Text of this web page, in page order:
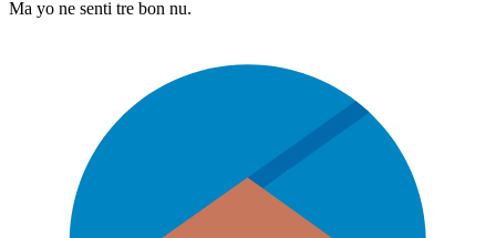
Ma yo ne senti tre bon nu.